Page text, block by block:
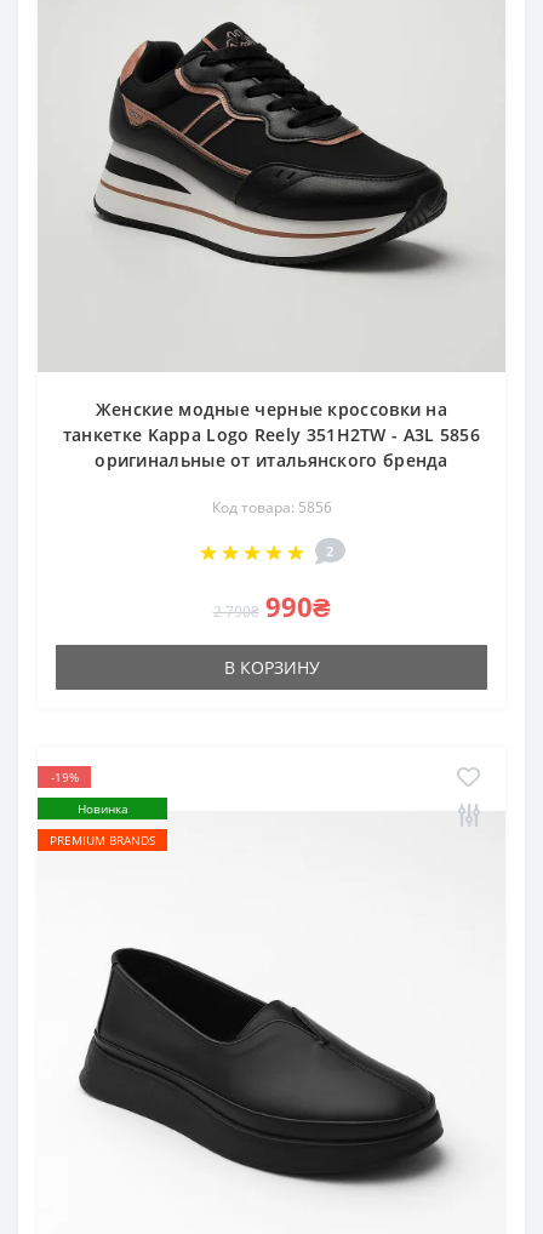
Женские модные черные кроссовки на
танкетке Kappa Logo Reely 351H2TW - A3L 5856
оригинальные от итальянского бренда
Код товара: 5856
2
2 790₴ 990₴
В КОРЗИНУ
-19%
Новинка
PREMIUM BRANDS